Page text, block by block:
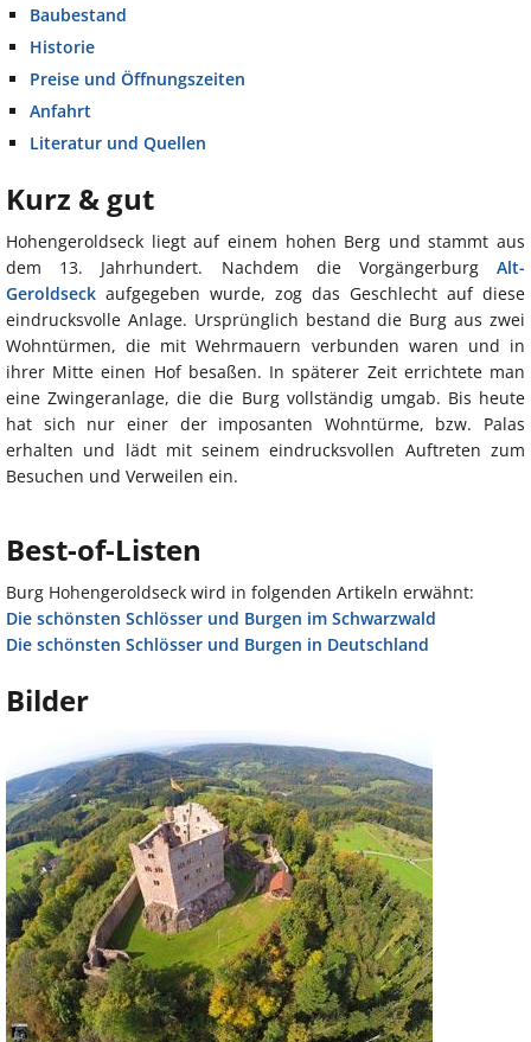
Baubestand
Historie
Preise und Öffnungszeiten
Anfahrt
Literatur und Quellen
Kurz & gut
Hohengeroldseck liegt auf einem hohen Berg und stammt aus
dem 13. Jahrhundert. Nachdem die Vorgängerburg Alt-
Geroldseck aufgegeben wurde, zog das Geschlecht auf diese
eindrucksvolle Anlage. Ursprünglich bestand die Burg aus zwei
Wohntürmen, die mit Wehrmauern verbunden waren und in
ihrer Mitte einen Hof besaßen. In späterer Zeit errichtete man
eine Zwingeranlage, die die Burg vollständig umgab. Bis heute
hat sich nur einer der imposanten Wohntürme, bzw. Palas
erhalten und lädt mit seinem eindrucksvollen Auftreten zum
Besuchen und Verweilen ein.
Best-of-Listen
Burg Hohengeroldseck wird in folgenden Artikeln erwähnt:
Die schönsten Schlösser und Burgen im Schwarzwald
Die schönsten Schlösser und Burgen in Deutschland
Bilder